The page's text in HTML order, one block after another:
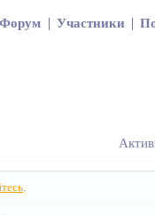
Форум Участники